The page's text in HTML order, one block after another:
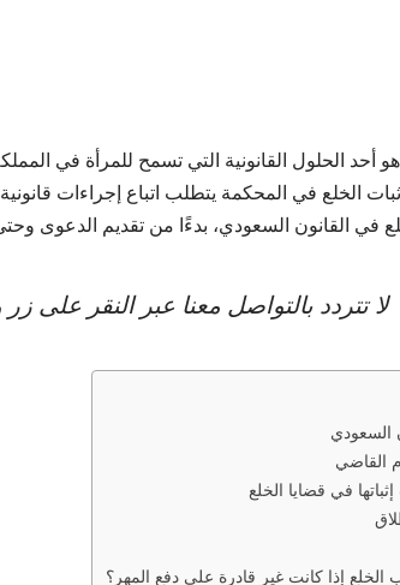
هو أحد الحلول القانونية التي تسمح للمرأة في
الخلع في المحكمة يتطلب اتباع إجراءات
في القانون السعودي، بدءًا من تقديم الدعوى
لا تتردد بالتواصل معنا عبر النقر
السعودي
القاضي
في قضايا الخلع
إذا كانت غير قادرة على دفع المهر؟